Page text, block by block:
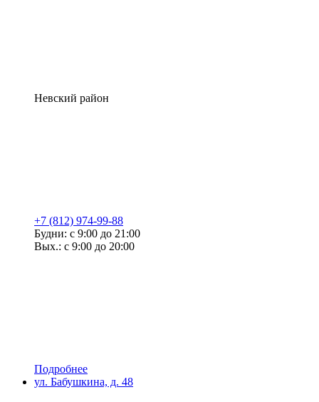
Невский район
+7 (812) 974-99-88
Будни: с 9:00 до 21:00
Вых.: с 9:00 до 20:00
Подробнее
ул. Бабушкина, д. 48